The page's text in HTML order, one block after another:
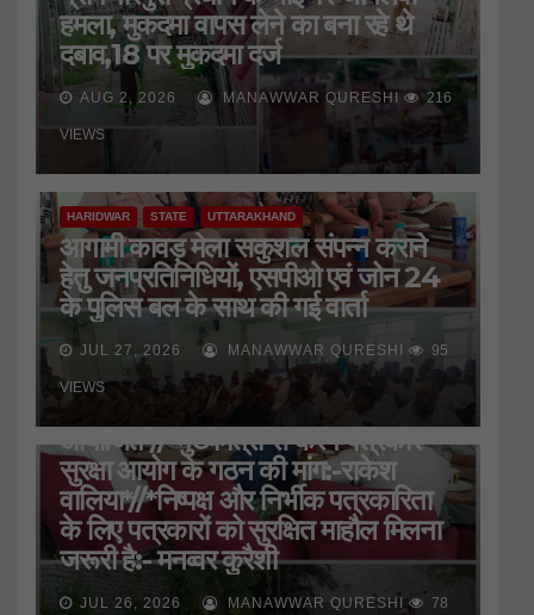
हमला, मुकदमा वापस लेने का बना रहे थे
दबाव,18 पर मुकदमा दर्ज
AUG 2, 2026 MANAWWAR QURESHI 216
VIEWS
HARIDWAR STATE UTTARAKHAND
आगामी कावड़ मेला सकुशल संपन्न कराने
हेतु जनप्रतिनिधियों, एसपीओ एवं जोन 24
के पुलिस बल के साथ की गई वार्ता
JUL 27, 2026 MANAWWAR QURESHI 95
VIEWS
HARIDWAR STATE UTTARAKHAND
जिला प्रेस क्लब की बैठक
आयोजित*//*मुख्यमंत्री से करेंगे पत्रकार
सुरक्षा आयोग के गठन की मांग:-राकेश
वालिया*//*निष्पक्ष और निर्भीक पत्रकारिता
के लिए पत्रकारों को सुरक्षित माहौल मिलना
जरूरी है:- मनव्वर कुरैशी
JUL 26, 2026 MANAWWAR QURESHI 78
HARIDWAR STATE UTTAR PRADESH